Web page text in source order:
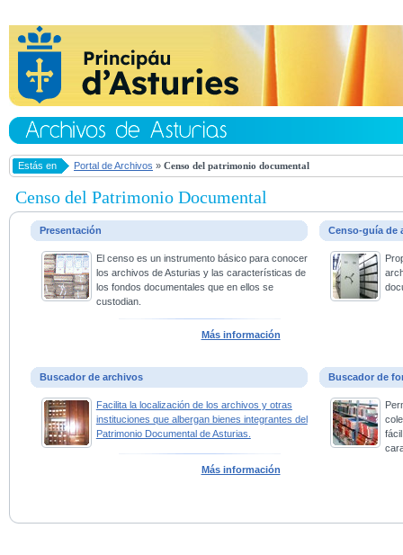
Estás en Portal de Archivos » Censo del patrimonio documental
Censo del Patrimonio Documental
Presentación
El censo es un instrumento básico para conocer
los archivos de Asturias y las características de
los fondos documentales que en ellos se
custodian.
Más información
Censo-guía de
Buscador de archivos
Facilita la localización de los archivos y otras
instituciones que albergan bienes integrantes del
Patrimonio Documental de Asturias.
Más información
Buscador de